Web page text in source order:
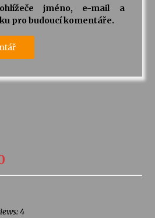
jméno, e-mail a
pro budoucí komentáře.
4